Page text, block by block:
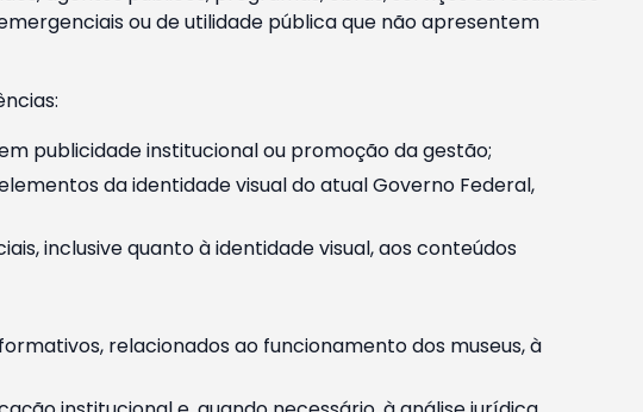
ou de utilidade pública que não apresentem
publicidade institucional ou promoção da gestão;
da identidade visual do atual Governo Federal,
inclusive quanto à identidade visual, aos conteúdos
relacionados ao funcionamento dos museus, à